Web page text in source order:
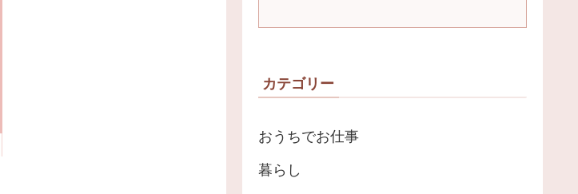
カテゴリー
おうちでお仕事
暮らし